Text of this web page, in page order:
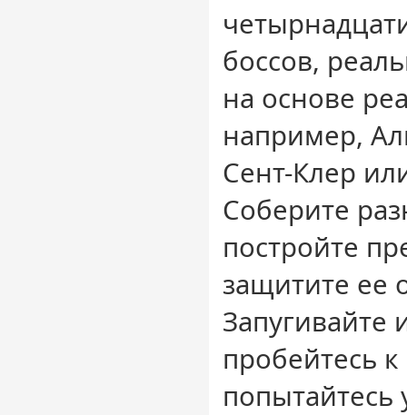
боссов,
на основе
например,
Сент-Клер
Соберите
постройте
защитите ее
Запугивайте
пробейтесь
попытайтесь